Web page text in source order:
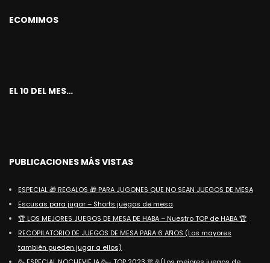
ECOMIMOS
EL 10 DEL MES…
PUBLICACIONES MÁS VISTAS
ESPECIAL 🎁 REGALOS 🎁 PARA JUGONES QUE NO SEAN JUEGOS DE MESA
Escusas para jugar – Shorts juegos de mesa
🏆 LOS MEJORES JUEGOS DE MESA DE HABA – Nuestro TOP de HABA 🏆
RECOPILATORIO DE JUEGOS DE MESA PARA 6 AÑOS (Los mayores
también pueden jugar a ellos)